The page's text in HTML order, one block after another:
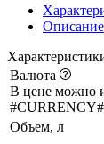
Описание
Валюта
В цене можно
#CURRENCY#
Объем, л